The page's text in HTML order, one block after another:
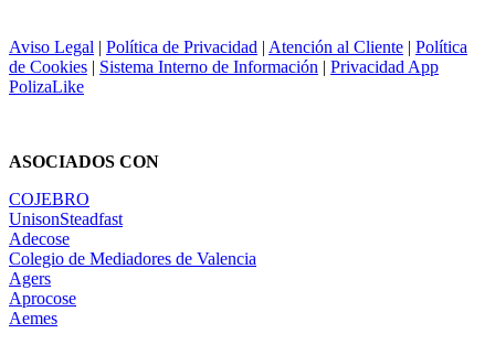
Aviso Legal | Política de Privacidad | Atención al Cliente | Política
de Cookies | Sistema Interno de Información | Privacidad App
PolizaLike
ASOCIADOS CON
COJEBRO
UnisonSteadfast
Adecose
Colegio de Mediadores de Valencia
Agers
Aprocose
Aemes